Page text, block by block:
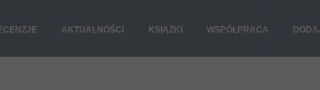
AKTUALNOŚCI KSIĄŻKI WSPÓŁPRACA